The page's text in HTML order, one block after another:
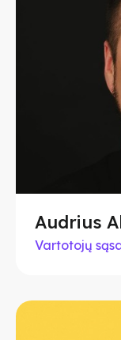
Audrius
Vartotojų